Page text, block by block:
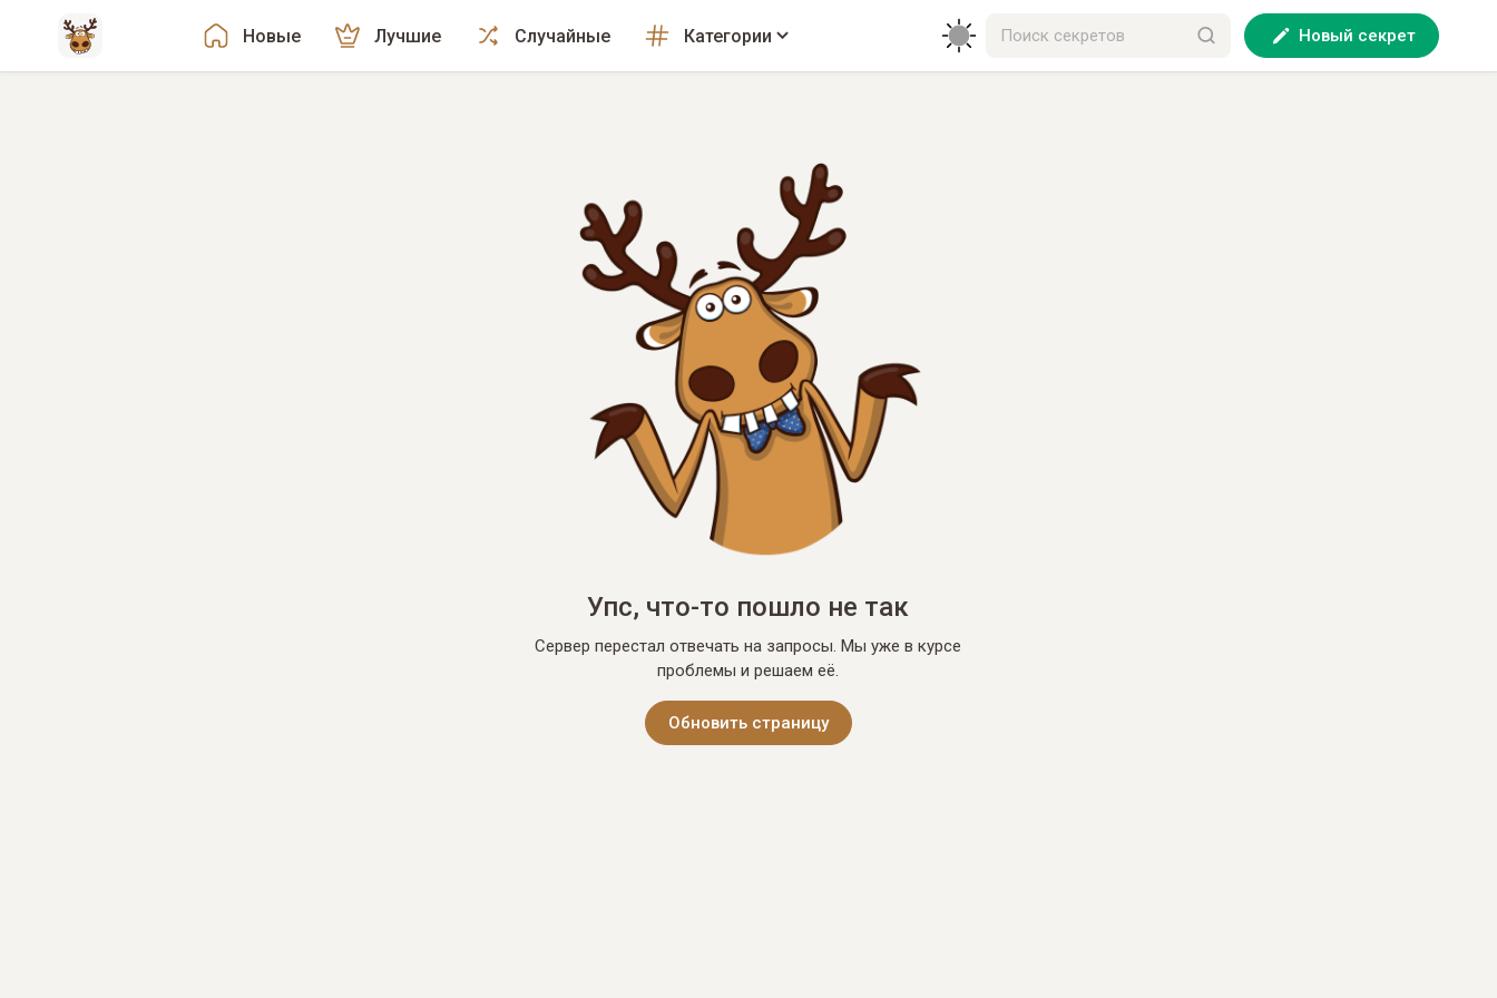
Новые Лучшие Случайные Категории Новый секрет
Упс, что-то пошло не так
Сервер перестал отвечать на запросы. Мы уже в курсе
проблемы и решаем её.
Обновить страницу